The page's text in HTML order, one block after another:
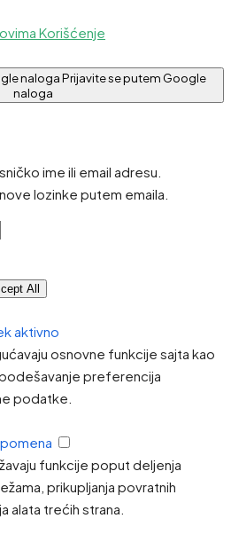
Korišćenje
Prijavite se putem Google
naloga
ime ili email adresu.
lozinke putem emaila.
All
aktivno
osnovne funkcije sajta kao
preferencija
podatke.
funkcije poput deljenja
prikupljanja povratnih
alata trećih strana.